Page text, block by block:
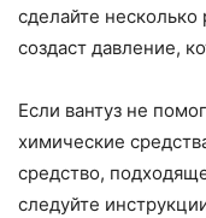
сделайте
создаст давление,
Если вантуз не
химические
средство,
следуйте